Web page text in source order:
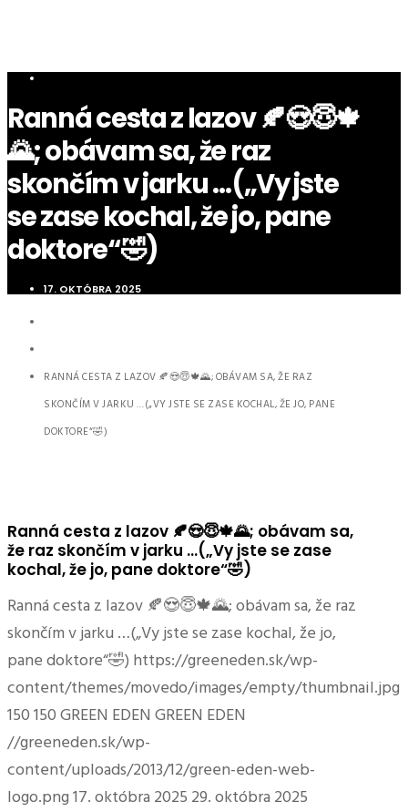
Ranná cesta z lazov 🍂😍😇🍁
🌄; obávam sa, že raz
skončím v jarku …(„Vy jste
se zase kochal, že jo, pane
doktore“🤣)
17. OKTÓBRA 2025
RANNÁ CESTA Z LAZOV 🍂😍😇🍁🌄; OBÁVAM SA, ŽE RAZ
SKONČÍM V JARKU …(„VY JSTE SE ZASE KOCHAL, ŽE JO, PANE
DOKTORE“🤣)
Ranná cesta z lazov 🍂😍😇🍁🌄; obávam sa,
že raz skončím v jarku …(„Vy jste se zase
kochal, že jo, pane doktore“🤣)
Ranná cesta z lazov 🍂😍😇🍁🌄; obávam sa, že raz
skončím v jarku …(„Vy jste se zase kochal, že jo,
pane doktore“🤣) https://greeneden.sk/wp-
content/themes/movedo/images/empty/thumbnail.jpg
150150GREEN EDEN GREEN EDEN
//greeneden.sk/wp-
content/uploads/2013/12/green-eden-web-
logo.png17. októbra 2025 29. októbra 2025